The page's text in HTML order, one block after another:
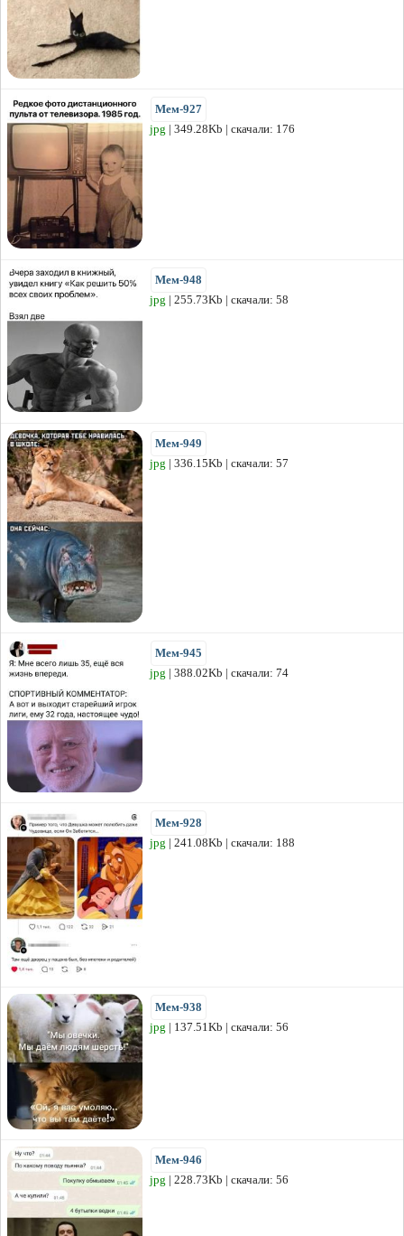
Мем-927
jpg | 349.28Kb | скачали: 176
Мем-948
jpg | 255.73Kb | скачали: 58
Мем-949
jpg | 336.15Kb | скачали: 57
Мем-945
jpg | 388.02Kb | скачали: 74
Мем-928
jpg | 241.08Kb | скачали: 188
Мем-938
jpg | 137.51Kb | скачали: 56
Мем-946
jpg | 228.73Kb | скачали: 56